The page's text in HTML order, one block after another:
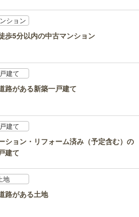
ション
歩5分以内の中古マンション
建て
路がある新築一戸建て
建て
ション・リフォーム済み（予定含む）の
建て
地
路がある土地